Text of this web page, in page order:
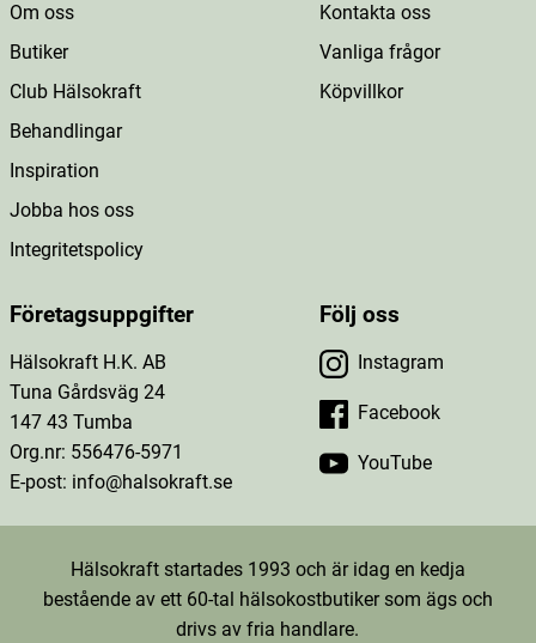
Om oss
Butiker
Club Hälsokraft
Behandlingar
Inspiration
Jobba hos oss
Integritetspolicy
Kontakta oss
Vanliga frågor
Köpvillkor
Företagsuppgifter
Hälsokraft H.K. AB
Tuna Gårdsväg 24
147 43 Tumba
Org.nr: 556476-5971
E-post: info@halsokraft.se
Följ oss
Instagram
Facebook
YouTube
Hälsokraft startades 1993 och är idag en kedja
bestående av ett 60-tal hälsokostbutiker som ägs och
drivs av fria handlare.